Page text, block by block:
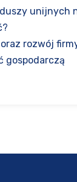
unijnych
oraz rozwój
gospodarczą